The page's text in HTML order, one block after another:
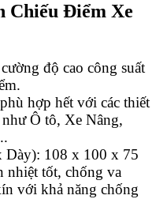
Chiếu Điểm Xe
độ cao công suất
hợp hết với các thiết
Ô tô, Xe Nâng,
Dày): 108 x 100 x 75
nhiệt tốt, chống va
với khả năng chống